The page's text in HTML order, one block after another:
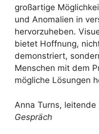
großartige
und Anomalien in
hervorzuheben.
bietet Hoffnung,
demonstriert,
Menschen mit dem
mögliche Lösungen
Anna Turns,
Gespräch